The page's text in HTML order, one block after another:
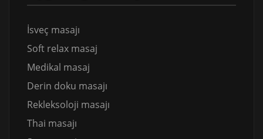
İsveç masajı
Soft relax masaj
Medikal masaj
Derin doku masajı
Rekleksoloji masajı
Thai masajı